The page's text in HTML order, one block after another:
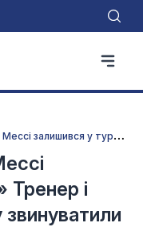
«
Вони хочуть, щоб Мессі залишився у турнірі!» Тренер і гравці збірної Єгипту звинуватили ФІФА у фальсифікації
Тренер і
звинуватили